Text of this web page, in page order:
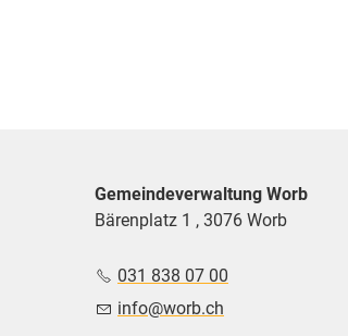
Gemeindeverwaltung Worb
Bärenplatz 1 , 3076 Worb
031 838 07 00
nf
w rb ch